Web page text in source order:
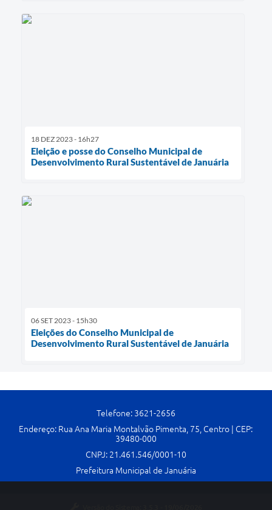
18 DEZ 2023 - 16h27
Eleição e posse do Conselho Municipal de
Desenvolvimento Rural Sustentável de Januária
06 SET 2023 - 15h30
Eleições do Conselho Municipal de
Desenvolvimento Rural Sustentável de Januária
Telefone: 3621-2656
Endereço: Rua Ana Maria Montalvão Pimenta, 75, Centro | CEP:
39480-000
CNPJ: 21.461.546/0001-10
Prefeitura Municipal de Januária